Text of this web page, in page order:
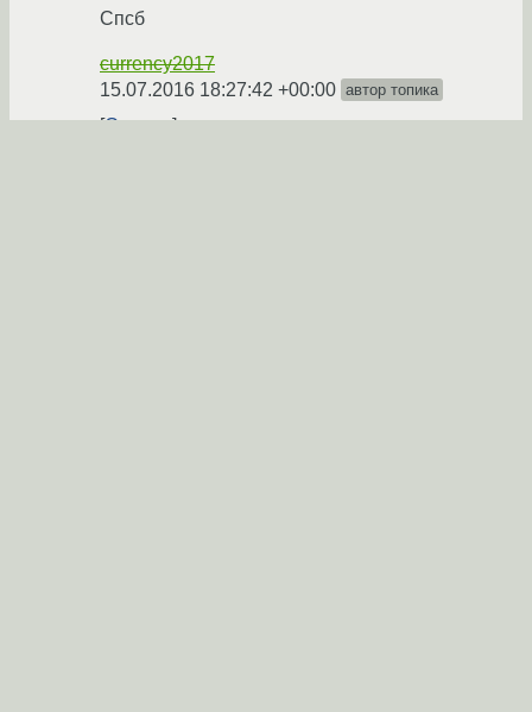
Спсб
currency2017
15.07.2016 18:27:42 +00:00 автор топика
Ссылка